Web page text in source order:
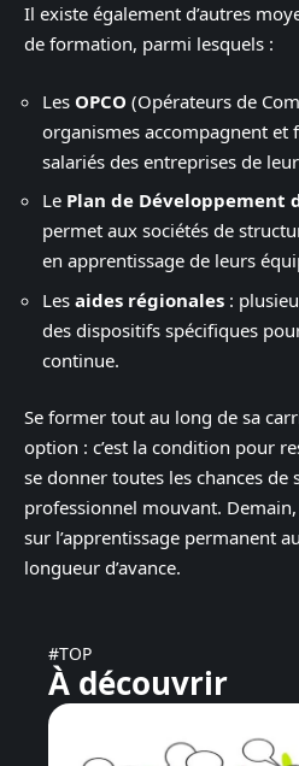
Il existe également d’autres
de formation, parmi lesquels :
Les OPCO (Opérateurs de
organismes accompagnent et
salariés des entreprises de
Le Plan de Développement
permet aux sociétés de
en apprentissage de leurs
Les aides régionales :
des dispositifs spécifiques
continue.
Se former tout au long de sa
option : c’est la condition pour
se donner toutes les chances de
professionnel mouvant.
sur l’apprentissage permanent
longueur d’avance.
#TOP
À découvrir